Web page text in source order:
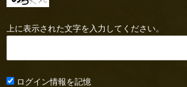
上に表示された文字を入力してください。
ログイン情報を記憶